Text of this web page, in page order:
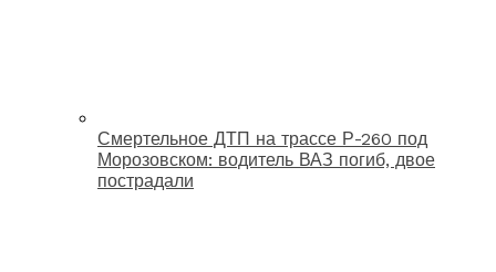
Смертельное ДТП на трассе Р-260 под
Морозовском: водитель ВАЗ погиб, двое
пострадали